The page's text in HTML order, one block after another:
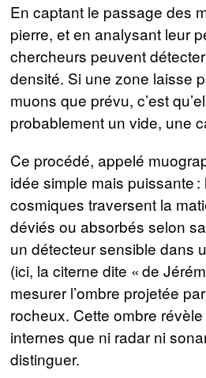
En captant le passage des
pierre, et en analysant leur
chercheurs peuvent
densité. Si une zone laisse
muons que prévu, c’est
probablement un vide, une
Ce procédé, appelé
idée simple mais puissante
cosmiques traversent la
déviés ou absorbés selon
un détecteur sensible dans
(ici, la citerne dite « de
mesurer l’ombre projetée
rocheux. Cette ombre
internes que ni radar ni
distinguer.